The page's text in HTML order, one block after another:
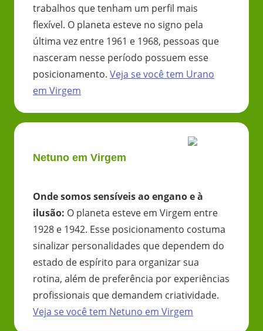
trabalhos que tenham um perfil mais
flexível. O planeta esteve no signo pela
última vez entre 1961 e 1968, pessoas que
nasceram nesse período possuem esse
posicionamento. Veja se você tem Urano
em Virgem
Netuno em Virgem
Onde somos sensíveis ao engano e à
ilusão: O planeta esteve em Virgem entre
1928 e 1942. Esse posicionamento costuma
sinalizar personalidades que dependem do
estado de espírito para organizar sua
rotina, além de preferência por experiências
profissionais que demandem criatividade.
Veja se você tem Netuno em Virgem